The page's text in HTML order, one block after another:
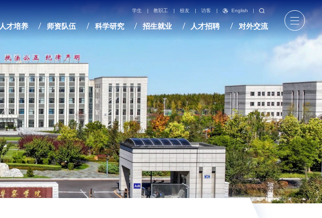
学生 教职工 校友 访客 English
人才培养 师资队伍 科学研究 招生就业 人才招聘 对外交流